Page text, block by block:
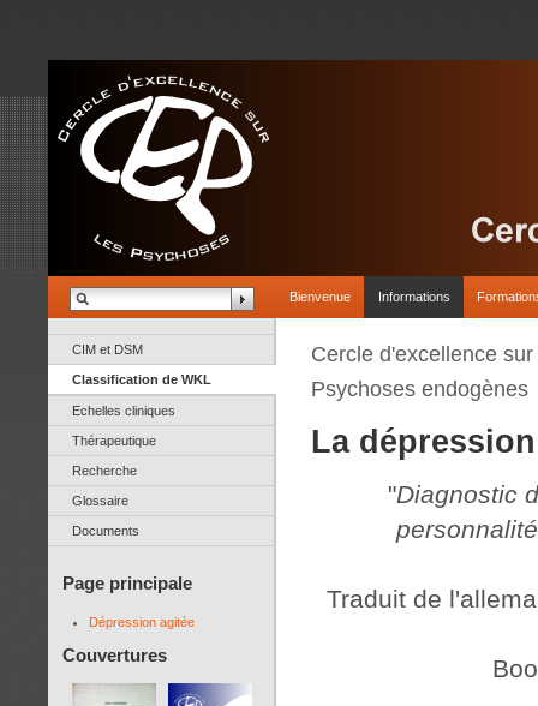
Bienvenue Informations
CIM et DSM
Classification de WKL
Echelles cliniques
Thérapeutique
Recherche
Glossaire
Documents
Page principale
Dépression agitée
Couvertures
Cercle d'excellence
Psychoses endogènes
La
"Diagnostic
Traduit de